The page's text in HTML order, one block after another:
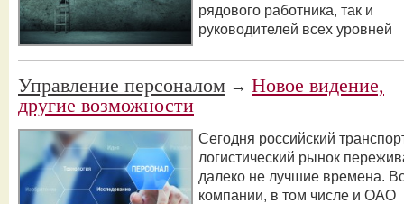
рядового работника, так и
руководителей всех уровней
Управление персоналом → Новое видение,
другие возможности
Сегодня российский
логистический рынок
далеко не лучшие времена.
компании, в том числе и ОАО